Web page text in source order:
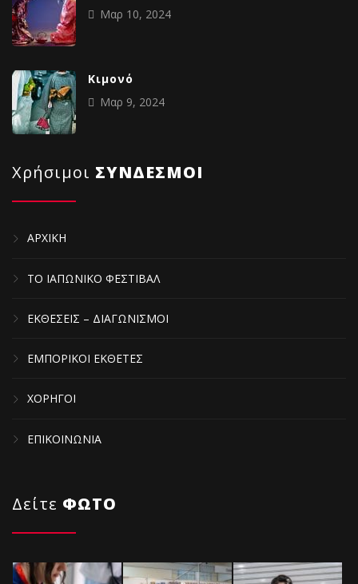
Μαρ 10, 2024
Κιμονό
Μαρ 9, 2024
Χρήσιμοι ΣΥΝΔΕΣΜΟΙ
ΑΡΧΙΚΗ
ΤΟ ΙΑΠΩΝΙΚΟ ΦΕΣΤΙΒΑΛ
ΕΚΘΕΣΕΙΣ – ΔΙΑΓΩΝΙΣΜΟΙ
ΕΜΠΟΡΙΚΟΙ ΕΚΘΕΤΕΣ
ΧΟΡΗΓΟΙ
ΕΠΙΚΟΙΝΩΝΙΑ
Δείτε ΦΩΤΟ